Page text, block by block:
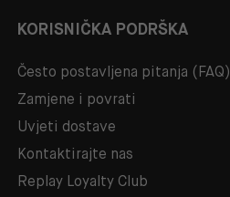
KORISNIČKA PODRŠKA
Često postavljena pitanja (FAQ)
Zamjene i povrati
Uvjeti dostave
Kontaktirajte nas
Replay Loyalty Club